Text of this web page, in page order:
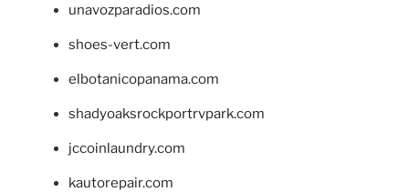
unavozparadios.com
shoes-vert.com
elbotanicopanama.com
shadyoaksrockportrvpark.com
jccoinlaundry.com
kautorepair.com